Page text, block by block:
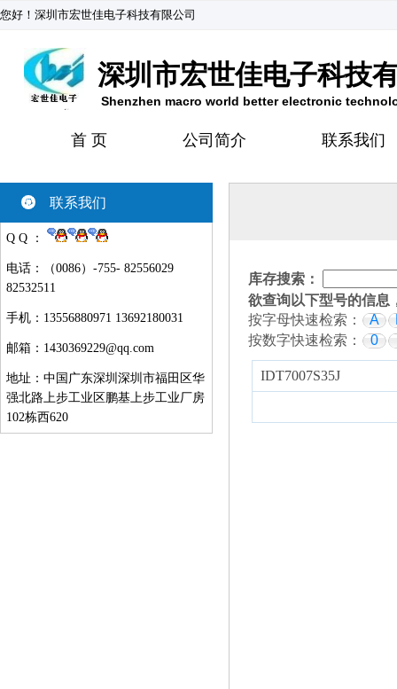
您好！深圳市宏世佳电子科技有限公司
深圳市宏世佳电子科技
Shenzhen macro world better electronic
首 页 公司简介 联系我们
联系我们
Q Q ：
电话：（0086）-755- 82556029
82532511
手机：13556880971 13692180031
邮箱： 1430369229@qq.com
地址：中国广东深圳深圳市福田区华
强北路上步工业区鹏基上步工业厂房
102栋西620
库存搜索：
欲查询以下型号的信息
按字母快速检索：
A
按数字快速检索：
0
IDT7007S35J